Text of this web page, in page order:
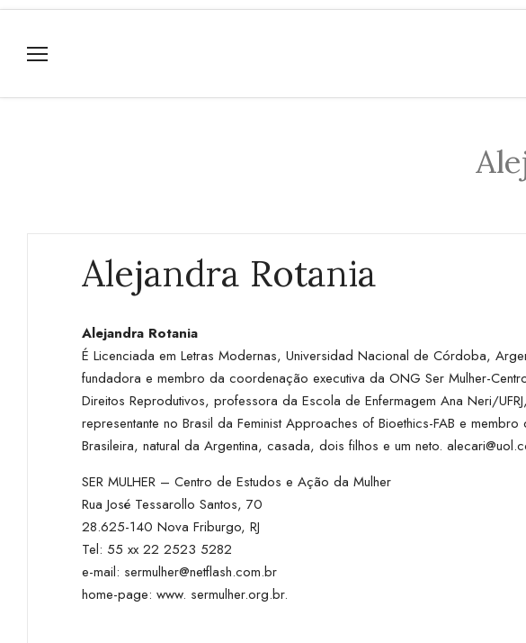
Alejandra Rotania
Alejandra Rotania
É Licenciada em Letras Modernas, Universidad Nacional de Córdoba,
fundadora e membro da coordenação executiva da ONG Ser Mulher-
Direitos Reprodutivos, professora da Escola de Enfermagem Ana Neri/
representante no Brasil da Feminist Approaches of Bioethics-FAB e
Brasileira, natural da Argentina, casada, dois filhos e um neto.
SER MULHER – Centro de Estudos e Ação da Mulher
Rua José Tessarollo Santos, 70
28.625-140 Nova Friburgo, RJ
Tel: 55 xx 22 2523 5282
e-mail: sermulher@netflash.com.br
home-page: www. sermulher.org.br.